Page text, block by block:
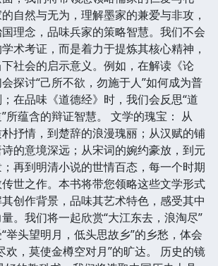
自然与无为，理解墨家的兼爱与非攻，
理念，品味兵家的策略智慧。我们不会
术考证，而是着力于提炼其核心精神，
社会的启示意义。例如，在解读《论
探讨“己所不欲，勿施于人”如何成为普
在品味《道德经》时，我们会反思“道
所蕴含的辩证智慧。 文学的瑰宝： 从
朴抒情，到楚辞的浪漫瑰丽；从汉赋的铺
的意境深远；从宋词的婉约豪放，到元
再到明清小说的世情百态，每一个时期
世之作。本书将带您领略这些文学形式
创作背景，品味其艺术特色，感受其中
。我们将一起欣赏“大江东去，浪淘尽”
举头望明月，低头思故乡”的乡愁，体会
欢，莫使金樽空对月”的旷达。 历史的镜